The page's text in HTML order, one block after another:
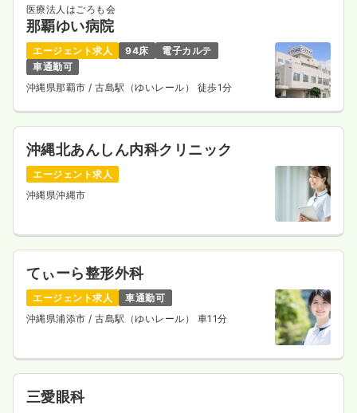
医療法人はごろも会
那覇ゆい病院
エージェント求人 94床
電子カルテ
車通勤可
沖縄県那覇市/ 古島駅（ゆいレール） 徒歩1分
沖縄北あんしん内科クリニック
エージェント求人
沖縄県沖縄市
てぃーら整形外科
エージェント求人
車通勤可
沖縄県浦添市 / 古島駅（ゆいレール） 車11分
三愛眼科